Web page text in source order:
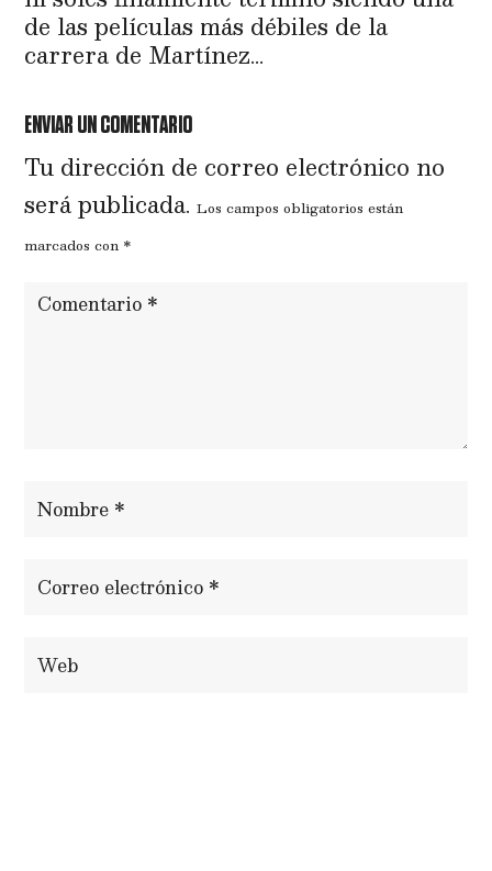
de las películas más débiles de la
carrera de Martínez…
ENVIAR UN COMENTARIO
Tu dirección de correo electrónico no
será publicada. Los campos obligatorios están
marcados con *